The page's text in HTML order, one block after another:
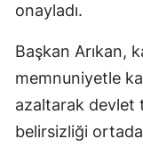
onayladı.
Başkan Arıkan,
memnuniyetle
azaltarak devlet
belirsizliği